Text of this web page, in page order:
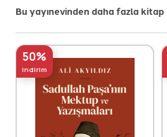
Bu yayınevinden daha fazla kitap
50%
indirim